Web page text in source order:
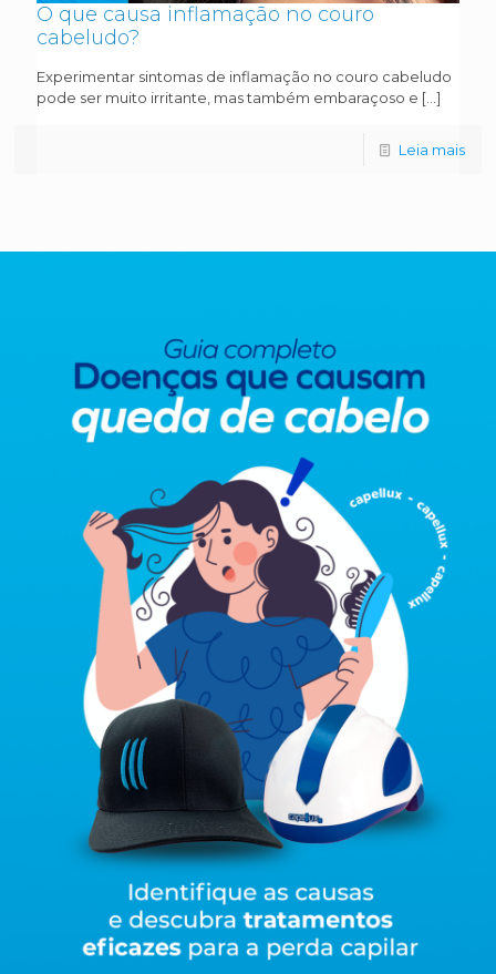
O que causa inflamação no couro
cabeludo?
Experimentar sintomas de inflamação no couro cabeludo
pode ser muito irritante, mas também embaraçoso e […]
Leia mais